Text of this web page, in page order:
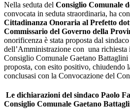
Nella seduta del Consiglio Comunale
convocata in seduta straordinaria, ha
Cittadinanza Onoraria al Prefetto
Commissario del Governo della
onorificenza è stata proposta dal
dell’Amministrazione con una richiesta
Consiglio Comunale Gaetano Battaglini
proposta, con esito positivo, chiudendo
conclusasi con la Convocazione del
Le dichiarazioni del sindaco Paolo
Consiglio Comunale Gaetano